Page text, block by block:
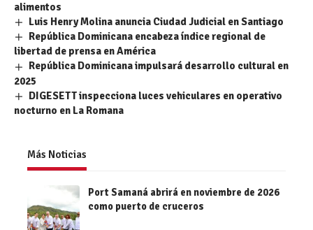
alimentos
Luis Henry Molina anuncia Ciudad Judicial en Santiago
República Dominicana encabeza índice regional de
libertad de prensa en América
República Dominicana impulsará desarrollo cultural en
2025
DIGESETT inspecciona luces vehiculares en operativo
nocturno en La Romana
Más Noticias
Port Samaná abrirá en noviembre de 2026
como puerto de cruceros